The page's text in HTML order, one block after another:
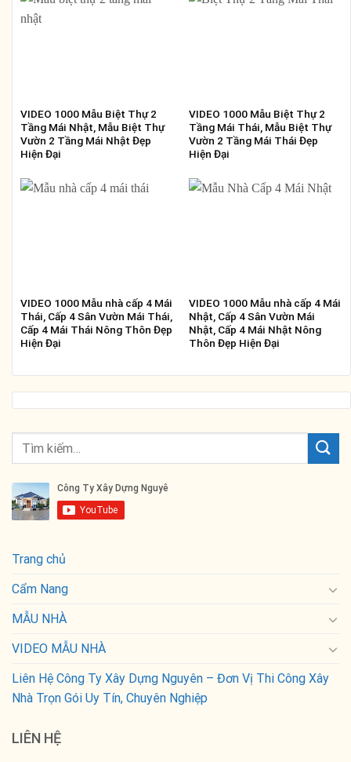
VIDEO 1000 Mẫu Biệt Thự 2
Tầng Mái Nhật, Mẫu Biệt Thự
Vườn 2 Tầng Mái Nhật Đẹp
Hiện Đại
VIDEO 1000 Mẫu Biệt Thự 2
Tầng Mái Thái, Mẫu Biệt Thự
Vườn 2 Tầng Mái Thái Đẹp
Hiện Đại
VIDEO 1000 Mẫu nhà cấp 4 Mái
Thái, Cấp 4 Sân Vườn Mái Thái,
Cấp 4 Mái Thái Nông Thôn Đẹp
Hiện Đại
VIDEO 1000 Mẫu nhà cấp 4 Mái
Nhật, Cấp 4 Sân Vườn Mái
Nhật, Cấp 4 Mái Nhật Nông
Thôn Đẹp Hiện Đại
Trang chủ
Cẩm Nang
MẪU NHÀ
VIDEO MẪU NHÀ
Liên Hệ Công Ty Xây Dựng Nguyên – Đơn Vị Thi Công Xây
Nhà Trọn Gói Uy Tín, Chuyên Nghiệp
LIÊN HỆ